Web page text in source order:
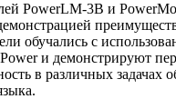
PowerLM-3B и
обучались с
и демонстрируют
в различных задачах